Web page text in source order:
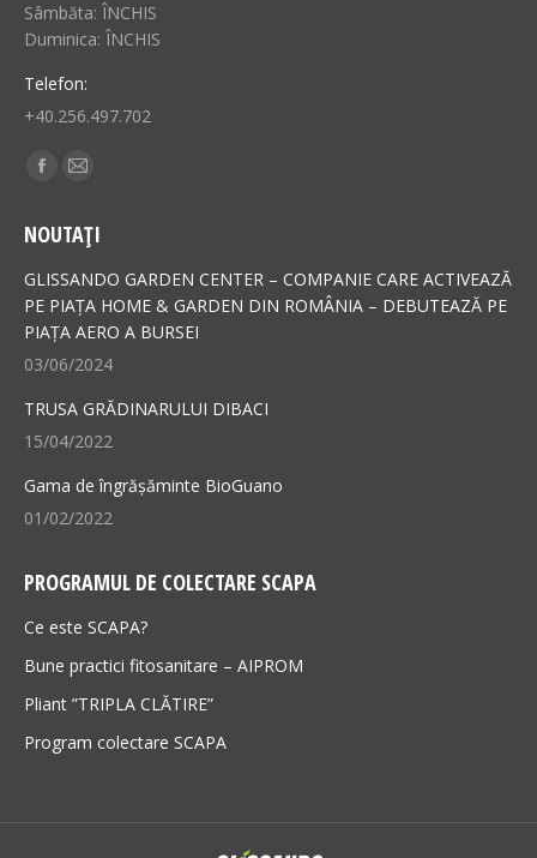
Sâmbăta: ÎNCHIS
Duminica: ÎNCHIS
Telefon:
+40.256.497.702
Find us on:
Facebook
opens
in
new
window
Mail
opens
in
new
window
NOUTAȚI
GLISSANDO GARDEN CENTER – COMPANIE CARE ACTIVEAZĂ
PE PIAȚA HOME & GARDEN DIN ROMÂNIA – DEBUTEAZĂ PE
PIAȚA AERO A BURSEI
03/06/2024
TRUSA GRĂDINARULUI DIBACI
15/04/2022
Gama de îngrășăminte BioGuano
01/02/2022
PROGRAMUL DE COLECTARE SCAPA
Ce este SCAPA?
Bune practici fitosanitare – AIPROM
Pliant ”TRIPLA CLĂTIRE”
Program colectare SCAPA